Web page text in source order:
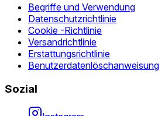
Begriffe und Verwendung
Datenschutzrichtlinie
Cookie -Richtlinie
Versandrichtlinie
Erstattungsrichtlinie
Benutzerdatenlöschanweisung
Sozial